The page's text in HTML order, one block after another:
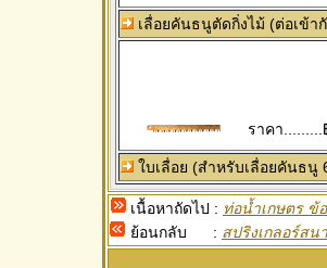
เลื่อยคันธนูตัดกิ่งไม้ (ต่อเข้า
ราคา.........
ใบเลื่อย (สำหรับเลื่อยคันธนู
เนื้อหาถัดไป : ท่อน้ำเกษตร ข้
ย้อนกลับ : สปริงเกลอร์สน